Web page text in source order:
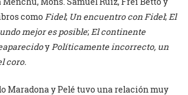
como Fidel; Un encuentro con Fidel; El
mejor es posible; El continente
y Políticamente incorrecto, un
coro.
Maradona y Pelé tuvo una relación muy